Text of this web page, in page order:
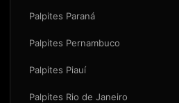
Palpites Paraná
Palpites Pernambuco
Palpites Piauí
Palpites Rio de Janeiro